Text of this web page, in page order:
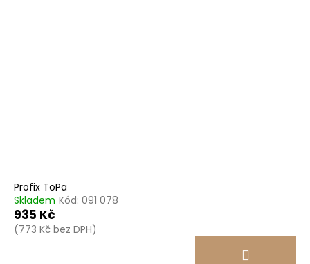
Profix ToPa
Skladem Kód: 091 078
935 Kč
(773 Kč bez DPH)